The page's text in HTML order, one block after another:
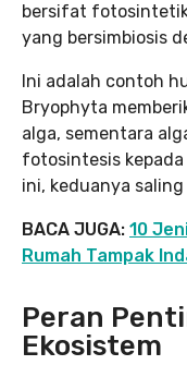
bersifat
yang bersimbiosis
Ini adalah contoh
Bryophyta
alga, sementara
fotosintesis
ini, keduanya
BACA JUGA: 10
Rumah Tampak
Peran
Ekosistem